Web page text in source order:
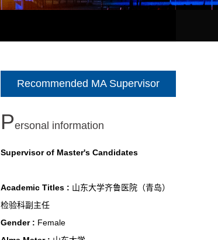
Recommended MA Supervisor
Personal information
Supervisor of Master's Candidates
Academic Titles : 山东大学齐鲁医院（青岛）
检验科副主任
Gender : Female